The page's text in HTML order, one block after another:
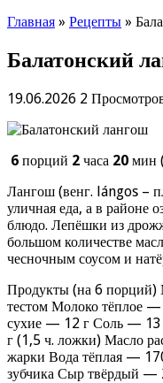
Главная » Рецепты »
Балатонский
19.06.2026 2
6 порций 2 часа 20 мин
Лангош (венг. lángos –
уличная еда, а в районе
блюдо. Лепёшки из
большом количестве
чесночным соусом и
Продукты (на 6
тестом Молоко тёплое
сухие — 12 г Соль — 13
г (1,5 ч. ложки) Масло
жарки Вода тёплая —
зубчика Сыр твёрдый —